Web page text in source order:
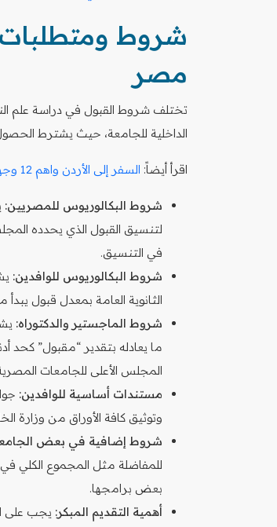
شروط ومتطلبات
مصر
تختلف شروط القبول في دراسة علم
الداخلية للجامعة، حيث يشترط
اقرأ أيضاً: السفر إلى الأردن واهم 12 وجهة سياحية
شروط البكالوريوس للمصريين:
لتنسيق القبول الذي يحدده
في التنسيق.
شروط البكالوريوس للوافدين:
الثانوية العامة بمعدل قبول يبدأ من 50% للالتحاق بمرحلة البكالوريوس في معظم التخصصات الأدبية
شروط الماجستير والدكتوراه:
ما يعادله بتقدير “مقبول” كحد
المجلس الأعلى للجامعات
مستندات أساسية للوافدين:
وتوثيق كافة الأوراق من وزارة
شروط إضافية في بعض
للمفاضلة مثل المجموع الكلي في
بعض برامجها.
أهمية التقديم المبكر: يجب على